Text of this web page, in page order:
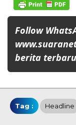
Follow
berita
Tag : Headline